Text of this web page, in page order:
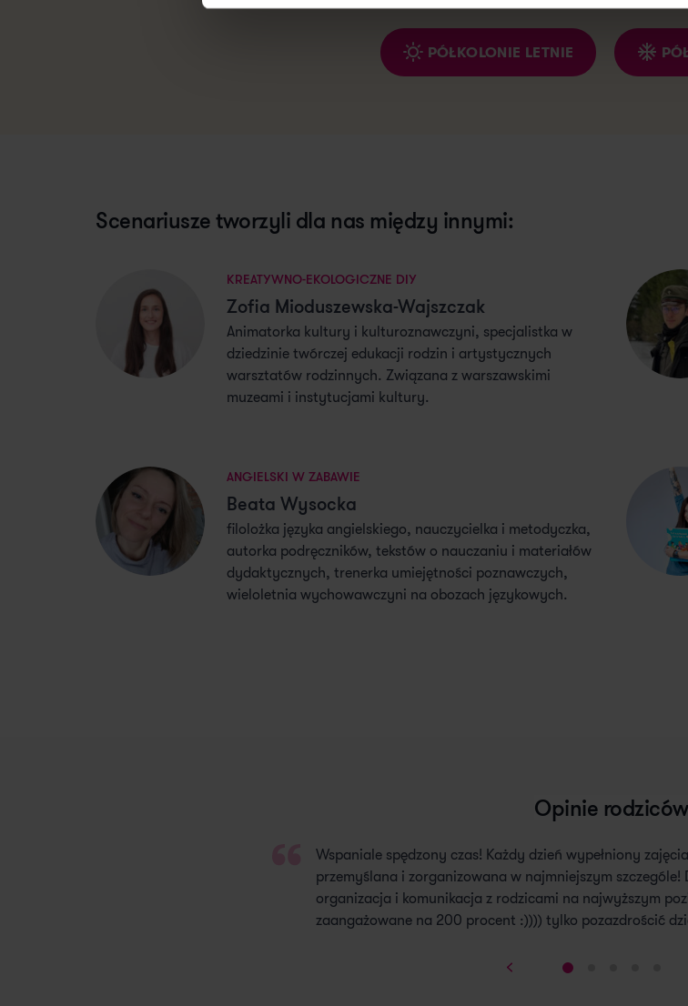
PÓŁKOLONIE LETNIE
Scenariusze tworzyli dla nas między innymi:
KREATYWNO-EKOLOGICZNE DIY
Zofia Mioduszewska-Wajszczak
Animatorka kultury i kulturoznawczyni, specjalistka w
dziedzinie twórczej edukacji rodzin i artystycznych
warsztatów rodzinnych. Związana z warszawskimi
muzeami i instytucjami kultury.
ANGIELSKI W ZABAWIE
Beata Wysocka
filolożka języka angielskiego, nauczycielka i metodyczka,
autorka podręczników, tekstów o nauczaniu i materiałów
dydaktycznych, trenerka umiejętności poznawczych,
wieloletnia wychowawczyni na obozach językowych.
Opinie rodziców
Wspaniale spędzony czas! Każdy dzień wypełniony
przemyślana i zorganizowana w najmniejszym
organizacja i komunikacja z rodzicami na najwyższym
zaangażowane na 200 procent :)))) tylko pozazdrościć